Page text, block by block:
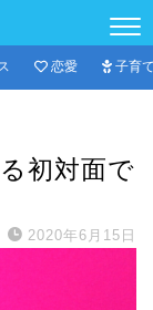
恋愛 子育
初対面で
2020年6月15日